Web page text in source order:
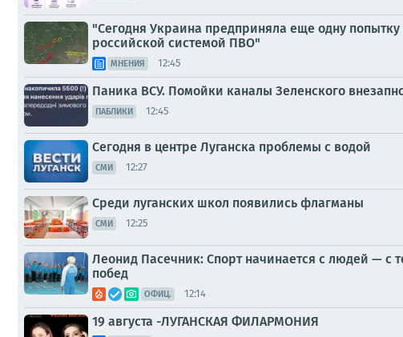
"Сегодня Украина предприняла еще одну
российской системой ПВО"
МНЕНИЯ 12:45
Паника ВСУ. Помойки каналы Зеленского
ПАБЛИКИ 12:45
Сегодня в центре Луганска проблемы с водой
СМИ 12:27
Среди луганских школ появились флагманы
СМИ 12:25
Леонид Пасечник: Спорт начинается с людей — с
побед
ОФИЦ. 12:14
19 августа -ЛУГАНСКАЯ ФИЛАРМОНИЯ